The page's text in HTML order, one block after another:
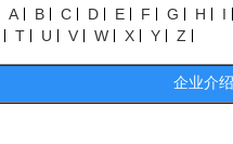
A B C D E F G H
I
T U V W X Y Z
企业介绍